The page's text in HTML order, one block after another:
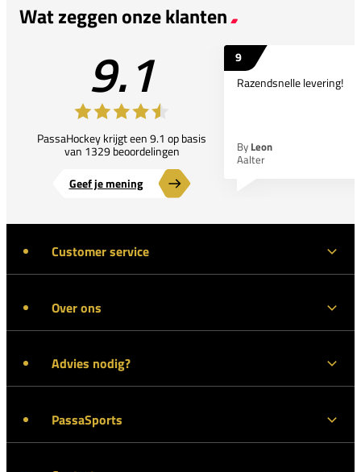
Wat zeggen onze klanten
9.1
PassaHockey krijgt een 9.1 op basis
van 1329 beoordelingen
Geef je mening
9
Razendsnelle levering!
By Leon
Aalter
Customer service
Over ons
Advies nodig?
PassaSports